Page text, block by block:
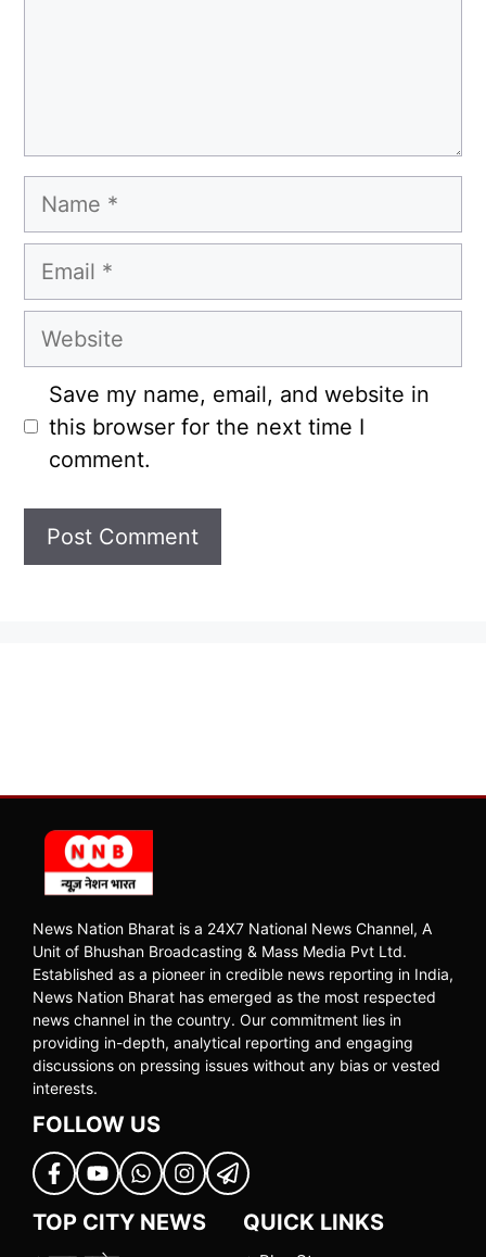
Name
Email
Website
Save my name, email, and website in
this browser for the next time I
comment.
News Nation Bharat is a 24X7 National News Channel, A
Unit of Bhushan Broadcasting & Mass Media Pvt Ltd.
Established as a pioneer in credible news reporting in India,
News Nation Bharat has emerged as the most respected
news channel in the country. Our commitment lies in
providing in-depth, analytical reporting and engaging
discussions on pressing issues without any bias or vested
interests.
FOLLOW US
TOP CITY NEWS QUICK LINKS